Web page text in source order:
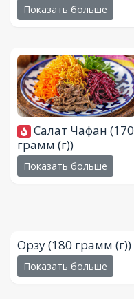
Показать больше
Салат Чафан(170
грамм (г))
Показать больше
Орзу(180 грамм (г))
Показать больше